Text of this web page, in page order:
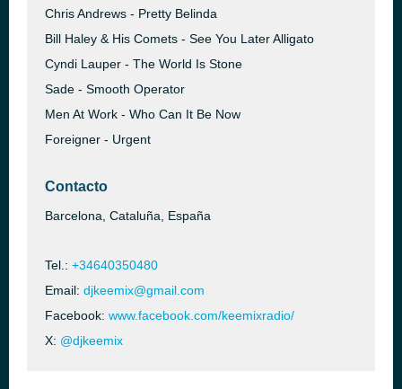
Chris Andrews - Pretty Belinda
Bill Haley & His Comets - See You Later Alligato
Cyndi Lauper - The World Is Stone
Sade - Smooth Operator
Men At Work - Who Can It Be Now
Foreigner - Urgent
Contacto
Barcelona, Cataluña, España
Tel.: +34640350480
Email: djkeemix@gmail.com
Facebook: www.facebook.com/keemixradio/
X: @djkeemix